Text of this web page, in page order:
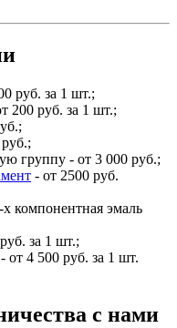
руб. за 1 шт.;
200 руб. за 1 шт.;
группу - от 3 000 руб.;
- от 2500 руб.
компонентная эмаль
за 1 шт.;
от 4 500 руб. за 1 шт.
с нами